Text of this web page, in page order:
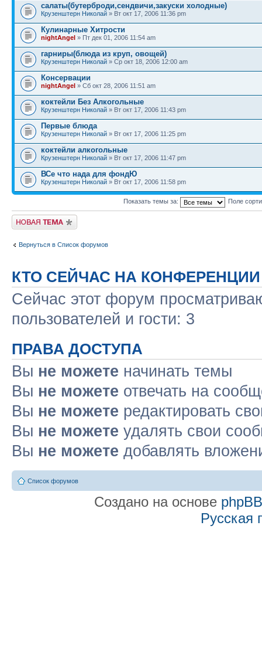
салаты(бутерброди,сендвичи,закуски холодные)
Крузенштерн Николай » Вт окт 17, 2006 11:36 pm
Кулинарные Хитрости
nightAngel » Пт дек 01, 2006 11:54 am
гарниры(блюда из круп, овощей)
Крузенштерн Николай » Ср окт 18, 2006 12:00 am
Консервации
nightAngel » Сб окт 28, 2006 11:51 am
коктейли Без Алкогольные
Крузенштерн Николай » Вт окт 17, 2006 11:43 pm
Первые блюда
Крузенштерн Николай » Вт окт 17, 2006 11:25 pm
коктейли алкогольные
Крузенштерн Николай » Вт окт 17, 2006 11:47 pm
ВСе что нада для фондЮ
Крузенштерн Николай » Вт окт 17, 2006 11:58 pm
Показать темы за: Поле
Новая тема
Вернуться в Список форумов
КТО СЕЙЧАС НА КОНФЕРЕНЦИИ
Сейчас этот форум
пользователей и гости: 3
ПРАВА ДОСТУПА
Вы не можете начинать темы
Вы не можете отвечать на
Вы не можете редактировать
Вы не можете удалять свои
Вы не можете добавлять
Список форумов
Создано на основе phpBB
Русская